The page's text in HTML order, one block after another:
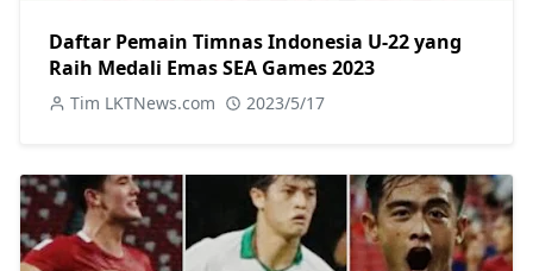
Daftar Pemain Timnas Indonesia U-22 yang
Raih Medali Emas SEA Games 2023
Tim LKTNews.com 2023/5/17